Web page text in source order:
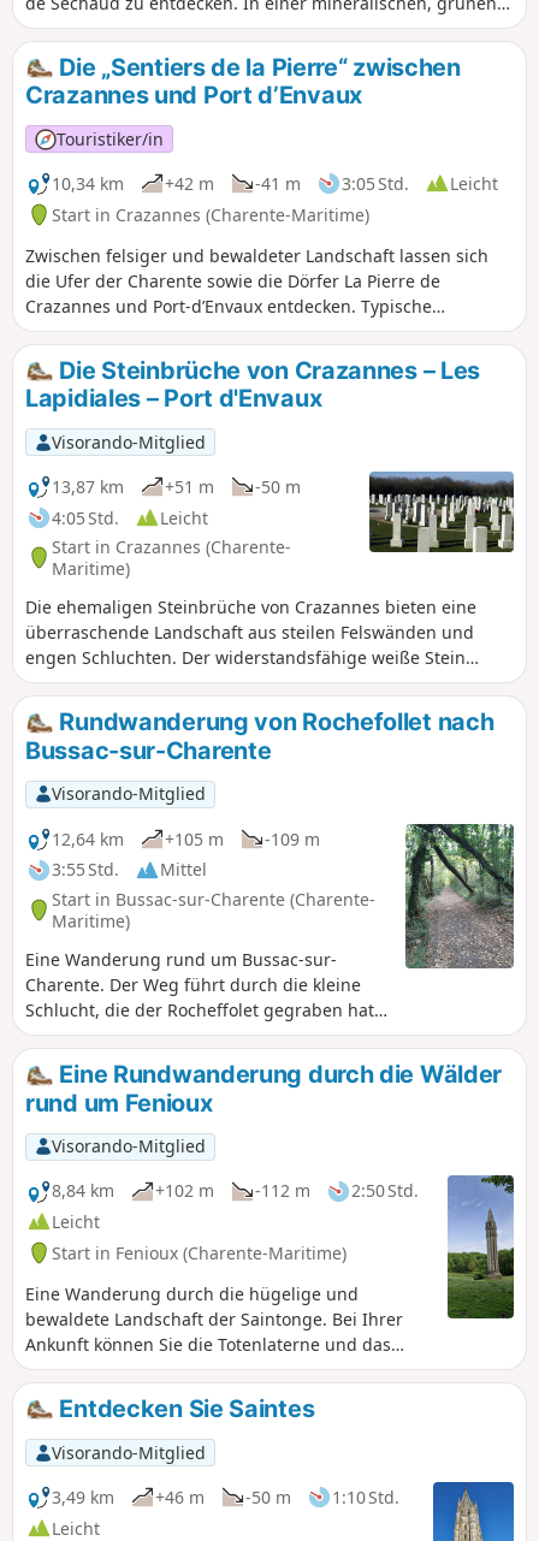
und bewaldeten Umgebung entdeckt man ein typisches
Naturerbe, das zeitlos ist.
Die „Sentiers de la Pierre“ zwischen
Crazannes und Port d’Envaux
Touristiker/in
10,34 km
+42 m -41 m 3:05 Std.
Leicht
Start in Crazannes (Charente-Maritime)
Zwischen felsiger und bewaldeter Landschaft lassen sich
die Ufer der Charente sowie die Dörfer La Pierre de
Crazannes und Port-d’Envaux entdecken. Typische
Baudenkmäler der romanischen Saintonge – die Kirche aus
dem 19. Jahrhundert, die Burgen aus dem 15. und 18.
Jahrhundert sowie die „Sentiers de la Pierre“ – bereichern
diese von Bäumen gesäumte und naturbelassene Strecke.
Die Steinbrüche von Crazannes – Les
Lapidiales – Port d'Envaux
Visorando-Mitglied
13,87 km
+51 m
-50 m
4:05 Std.
Leicht
Start in Crazannes (Charente-
Maritime)
Die ehemaligen Steinbrüche von Crazannes bieten eine
überraschende Landschaft aus steilen Felswänden und
engen Schluchten. Der widerstandsfähige weiße Stein
diente dem Bau oder der Restaurierung von Denkmälern
wie dem Fort Boyard.Les Lapidiales ist ein Ort, der den
Besuchern ein Freilichtmuseum bietet, das frei und
kostenlos zugänglich ist. Dort vermitteln die von den
Steinbrechern hinterlassenen Ausgrabungen den Eindruck,
sich inmitten eines riesigen Labyrinths zu befinden, und
man entdeckt mit Freude die Skulpturen.
Rundwanderung von Rochefollet nach
Bussac-sur-Charente
Visorando-Mitglied
12,64 km
+105 m
-109 m
3:55 Std.
Mittel
Start in Bussac-sur-Charente (Charente-
Maritime)
Eine Wanderung rund um Bussac-sur-
Charente. Der Weg führt durch die kleine
Schlucht, die der Rocheffolet gegraben hat.
Sie werden auch Wassermühlen und eine
Windmühle sehen.
Eine Rundwanderung durch die Wälder
rund um Fenioux
Visorando-Mitglied
8,84 km
+102 m -112 m
2:50 Std.
Leicht
Start in Fenioux (Charente-Maritime)
Eine Wanderung durch die hügelige und
bewaldete Landschaft der Saintonge. Bei Ihrer
Ankunft können Sie die Totenlaterne und das
romanische Portal der Kirche von Fenioux
bewundern. Informationstafeln geben Auskunft
über diese beiden Denkmäler. Sie folgen teilweise
demGR®655(einem Jakobsweg, Route de Tours)
und demGR®360, aber es gibt keine zuverlässige
Markierung auf der Strecke.
Entdecken Sie Saintes
Visorando-Mitglied
3,49 km
+46 m -50 m
1:10 Std.
Leicht